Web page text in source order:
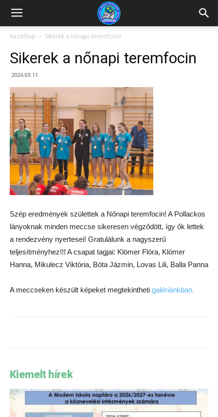
Kazincbarcikai
Pollack
Mihály
Általános
Iskola
Kezdőlap Sikerek a nőnapi teremfocin
Sikerek a nőnapi teremfocin
2026.03.11.
Szép eredmények születtek a Nőnapi teremfocin! A Pollackos
lányoknak minden meccse sikeresen végződött, így ők lettek
a rendezvény nyertesei! Gratulálunk a nagyszerű
teljesítményhez!!! A csapat tagjai: Klómer Flóra, Klómer
Hanna, Mikulecz Viktória, Bóta Jázmin, Lovas Lili, Balla Panna
A meccseken készült képeket megtekintheti galériánkban.
Kiemelt hírek